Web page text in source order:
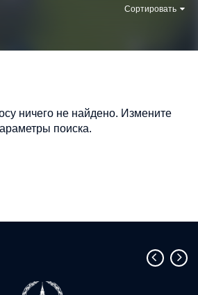
Сортировать
ничего не найдено. Измените
поиска.